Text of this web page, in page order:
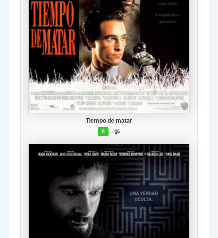
Tiempo de matar
8 —📹